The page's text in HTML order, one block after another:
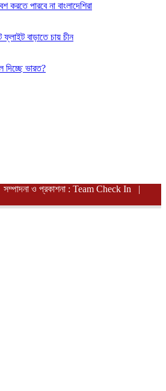
করতে পারবে না বাংলাদেশিরা
বাড়াতে চায় চীন
দিচ্ছে ভারত?
ও প্রকাশনা : Team Check In |